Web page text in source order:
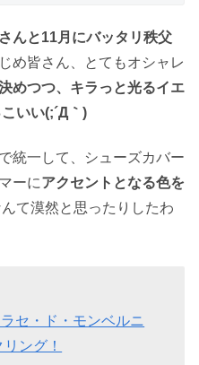
んと11月にバッタリ秩父
め皆さん、とてもオシャレ
めつつ、キラっと光るイエ
いい(;´Д｀)
統一して、シューズカバー
ーにアクセントとなる色を
んて漠然と思ったりしたわ
セ・ド・モンベルニ
ング！